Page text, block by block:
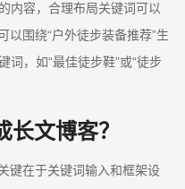
内容，合理布局关键词可以
以围绕“户外徒步装备推荐”生
词，如“最佳徒步鞋”或“徒步
文博客？
键在于关键词输入和框架设